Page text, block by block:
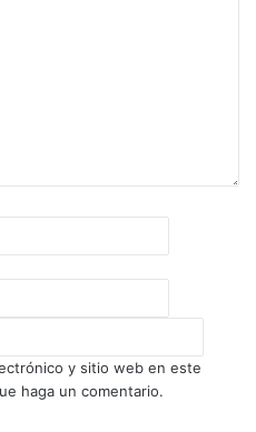
y sitio web en este
haga un comentario.